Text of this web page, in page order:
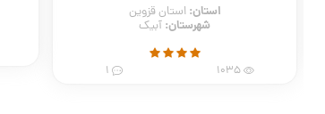
استان:استان قزوین
شهرستان: آبیک